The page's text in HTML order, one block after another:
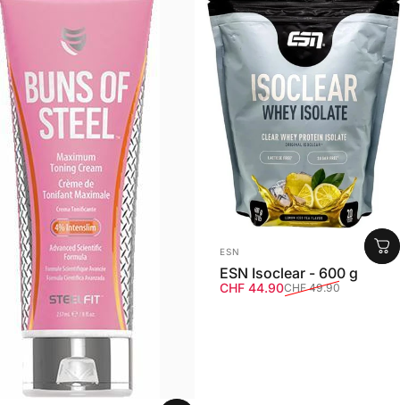
Anbieter:
ESN
ESN Isoclear - 600 g
Verkaufspreis
CHF 44.90
Normaler Preis
CHF 49.90